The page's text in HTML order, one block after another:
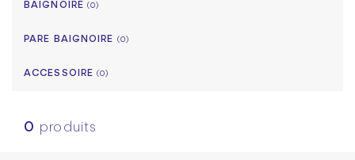
BAIGNOIRE (0)
PARE BAIGNOIRE (0)
ACCESSOIRE(0)
0 produits